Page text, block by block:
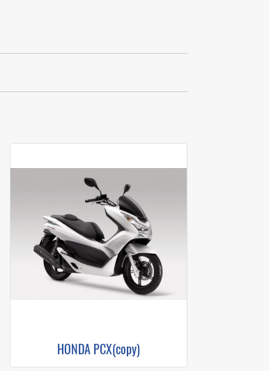
HONDA PCX(copy)